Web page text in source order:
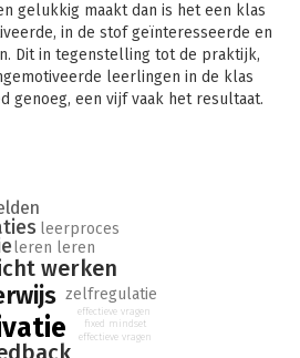
gelukkig maakt dan is het een klas
in de stof geïnteresseerde en
Dit in tegenstelling tot de praktijk,
leerlingen in de klas
genoeg, een vijf vaak het resultaat.
over motivatie biedt de schrijver
op de vraag 'Hoe help je leerlingen
De lezer vindt in dit boek
wetenschap ten aanzien van wat
laten als zeer concrete
van de schrijver en zijn collega's.
tot enerzijds drie
werken
leren leren
leerproces
zelfregulatie
effectieve vragen
fixed mindset
effectieve vragen